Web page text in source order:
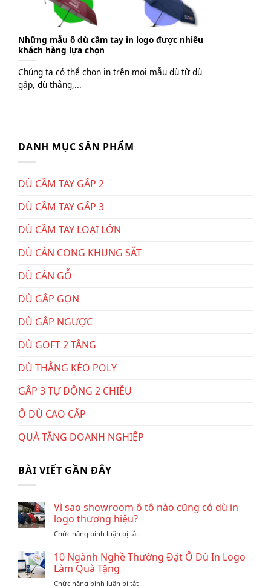
DANH MỤC SẢN PHẨM
DÙ CẦM TAY GẤP 2
DÙ CẦM TAY GẤP 3
DÙ CẦM TAY LOẠI LỚN
DÙ CÁN CONG KHUNG SẮT
DÙ CÁN GỖ
DÙ GẤP GỌN
DÙ GẤP NGƯỢC
DÙ GOFT 2 TẦNG
DÙ THẲNG KÈO POLY
GẤP 3 TỰ ĐỘNG 2 CHIỀU
Ô DÙ CAO CẤP
QUÀ TẶNG DOANH NGHIỆP
BÀI VIẾT GẦN ĐÂY
Vì sao showroom ô tô nào cũng có dù in
logo thương hiệu?
Chức năng bình luận bị tắtở
sao
showroom
10 Ngành Nghề Thường Đặt Ô Dù In Logo
Làm Quà Tặng
Chức năng bình luận bị tắtở
Những mẫu ô dù cầm tay in logo được nhiều
khách hàng lựa chọn
Chúng ta có thể chọn in trên mọi mẫu dù từ dù
gấp, dù thẳng,...